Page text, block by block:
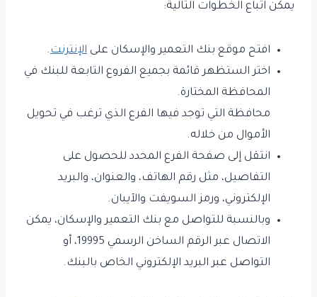
يمكن اتباع الخطوات التالية:
افتح موقع بنك التعمير والإسكان على الإنترنت.
اختر الستظهر قائمة بجميع الفروع التابعة للبنك في
المحافظة المختارة.
محافظة التي توجد فيها الفرع الذي ترغب في تحويل
الأموال من خلاله.
انتقل إلى صفحة الفرع المحدد للحصول على
التفاصيل، مثل رقم الهاتف، والعنوان، والبريد
الإلكتروني، ورمز السويفت والآيبان.
وبالنسبة للتواصل مع بنك التعمير والإسكان، يمكن
الاتصال عبر الرقم الساخن الرسمي 19995، أو
التواصل عبر البريد الإلكتروني الخاص بالبنك.